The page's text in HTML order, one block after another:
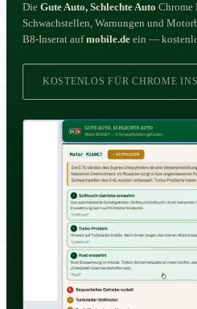
Die Gute Auto, Schlechte Auto Chrome
Schwachstellen, Warnungen und
B8-Inserat aufmobile.de ein —
KOSTENLOS FÜR CHROME